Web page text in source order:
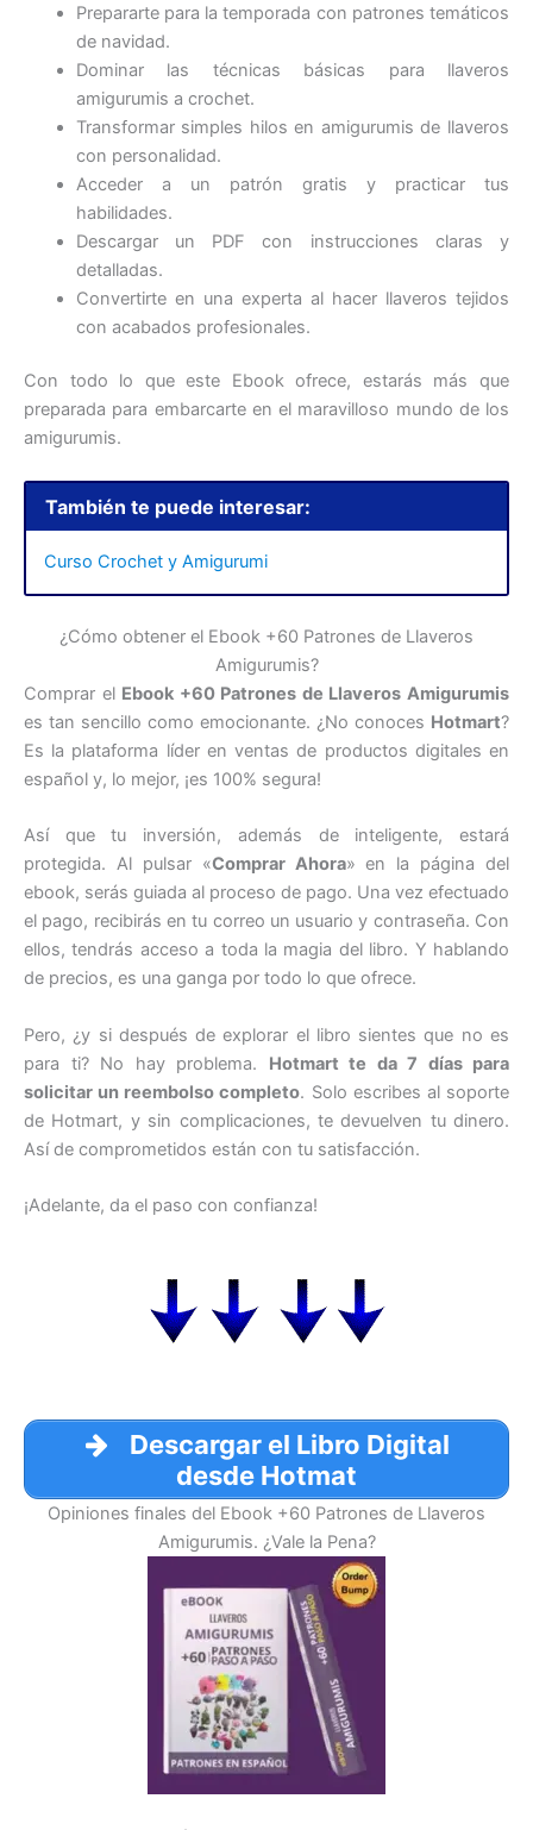
Prepararte para la temporada con patrones temáticos
de navidad.
Dominar las técnicas básicas para llaveros
amigurumis a crochet.
Transformar simples hilos en amigurumis de llaveros
con personalidad.
Acceder a un patrón gratis y practicar tus
habilidades.
Descargar un PDF con instrucciones claras y
detalladas.
Convertirte en una experta al hacer llaveros tejidos
con acabados profesionales.
Con todo lo que este Ebook ofrece, estarás más que
preparada para embarcarte en el maravilloso mundo de los
amigurumis.
También te puede interesar:
Curso Crochet y Amigurumi
¿Cómo obtener el Ebook +60 Patrones de Llaveros
Amigurumis?
Comprar el Ebook +60 Patrones de Llaveros Amigurumis
es tan sencillo como emocionante. ¿No conoces Hotmart?
Es la plataforma líder en ventas de productos digitales en
español y, lo mejor, ¡es 100% segura!
Así que tu inversión, además de inteligente, estará
protegida. Al pulsar «Comprar Ahora» en la página del
ebook, serás guiada al proceso de pago. Una vez efectuado
el pago, recibirás en tu correo un usuario y contraseña. Con
ellos, tendrás acceso a toda la magia del libro. Y hablando
de precios, es una ganga por todo lo que ofrece.
Pero, ¿y si después de explorar el libro sientes que no es
para ti? No hay problema. Hotmart te da 7 días para
solicitar un reembolso completo. Solo escribes al soporte
de Hotmart, y sin complicaciones, te devuelven tu dinero.
Así de comprometidos están con tu satisfacción.
¡Adelante, da el paso con confianza!
Descargar el Libro Digital
desde Hotmat
Opiniones finales del Ebook +60 Patrones de Llaveros
Amigurumis. ¿Vale la Pena?